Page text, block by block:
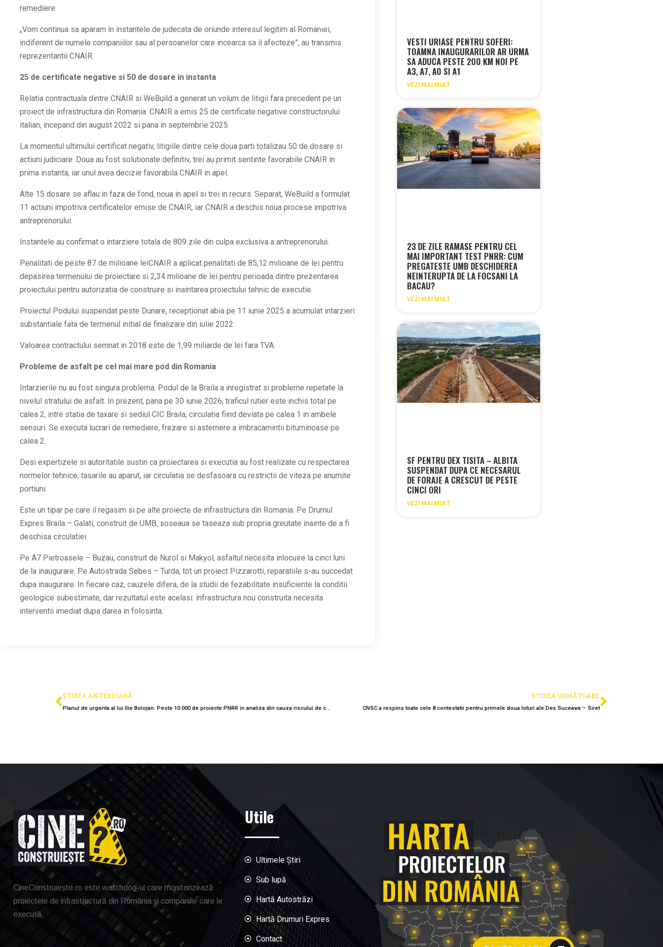
remediere:
„Vom continua sa aparam in instantele de judecata de oriunde interesul legitim al Romaniei,
indiferent de numele companiilor sau al persoanelor care incearca sa il afecteze”, au transmis
reprezentantii CNAIR.
25 de certificate negative si 50 de dosare in instanta
Relatia contractuala dintre CNAIR si WeBuild a generat un volum de litigii fara precedent pe un
proiect de infrastructura din Romania. CNAIR a emis 25 de certificate negative constructorului
italian, incepand din august 2022 si pana in septembrie 2025.
La momentul ultimului certificat negativ, litigiile dintre cele doua parti totalizau 50 de dosare si
actiuni judiciare. Doua au fost solutionate definitiv, trei au primit sentinte favorabile CNAIR in
prima instanta, iar unul avea decizie favorabila CNAIR in apel.
Alte 15 dosare se aflau in faza de fond, noua in apel si trei in recurs. Separat, WeBuild a formulat
11 actiuni impotriva certificatelor emise de CNAIR, iar CNAIR a deschis noua procese impotriva
antreprenorului.
Instantele au confirmat o intarziere totala de 809 zile din culpa exclusiva a antreprenorului.
Penalitati de peste 87 de milioane leiCNAIR a aplicat penalitati de 85,12 milioane de lei pentru
depasirea termenului de proiectare si 2,34 milioane de lei pentru perioada dintre prezentarea
proiectului pentru autorizatia de construire si inaintarea proiectului tehnic de executie.
Proiectul Podului suspendat peste Dunare, receptionat abia pe 11 iunie 2025 a acumulat intarzieri
substantiale fata de termenul initial de finalizare din iulie 2022.
Valoarea contractului semnat in 2018 este de 1,99 miliarde de lei fara TVA.
Probleme de asfalt pe cel mai mare pod din Romania
Intarzierile nu au fost singura problema. Podul de la Braila a inregistrat si probleme repetate la
nivelul stratului de asfalt. In prezent, pana pe 30 iunie 2026, traficul rutier este inchis total pe
calea 2, intre statia de taxare si sediul CIC Braila, circulatia fiind deviata pe calea 1 in ambele
sensuri. Se executa lucrari de remediere, frezare si asternere a imbracamintii bituminoase pe
calea 2.
Desi expertizele si autoritatile sustin ca proiectarea si executia au fost realizate cu respectarea
normelor tehnice, tasarile au aparut, iar circulatia se desfasoara cu restrictii de viteza pe anumite
portiuni.
Este un tipar pe care il regasim si pe alte proiecte de infrastructura din Romania. Pe Drumul
Expres Braila – Galati, construit de UMB, soseaua se taseaza sub propria greutate inainte de a fi
deschisa circulatiei.
Pe A7 Pietroasele – Buzau, construit de Nurol si Makyol, asfaltul necesita inlocuire la cinci luni
de la inaugurare. Pe Autostrada Sebes – Turda, tot un proiect Pizzarotti, reparatiile s-au succedat
dupa inaugurare. In fiecare caz, cauzele difera, de la studii de fezabilitate insuficiente la conditii
geologice subestimate, dar rezultatul este acelasi: infrastructura nou construita necesita
interventii imediat dupa darea in folosinta.
VESTI URIASE PENTRU SOFERI:
TOAMNA INAUGURARILOR AR URMA
SA ADUCA PESTE 200 KM NOI PE
A3, A7, A0 SI A1
VEZI MAI MULT
23 DE ZILE RAMASE PENTRU CEL
MAI IMPORTANT TEST PNRR: CUM
PREGATESTE UMB DESCHIDEREA
NEINTERUPTA DE LA FOCSANI LA
BACAU?
VEZI MAI MULT
SF PENTRU DEX TISITA – ALBITA
SUSPENDAT DUPA CE NECESARUL
DE FORAJE A CRESCUT DE PESTE
CINCI ORI
VEZI MAI MULT
ȘTIREA ANTERIOARĂ ȘTIREA URMĂTOARE
CNSC a respins toate cele 8 contestatii pentru primele doua loturi ale Dex Suceava – Siret
CineConstruiește.ro este watchdog-ul care monitorizează
proiectele de infrastructură din România și companiile care le
execută.
Utile
Ultimele Știri
Sub lupă
Hartă Autostrăzi
Hartă Drumuri Expres
Contact